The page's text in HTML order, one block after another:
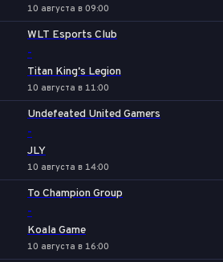
10 августа в 09:00
WLT Esports Club
-
Titan King's Legion
10 августа в 11:00
Undefeated United Gamers
-
JLY
10 августа в 14:00
To Champion Group
-
Koala Game
10 августа в 16:00